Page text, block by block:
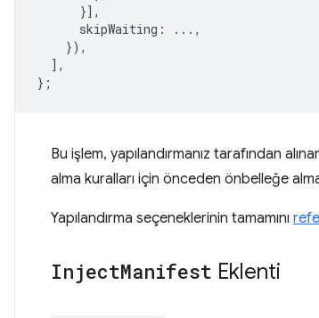
}],
skipWaiting :
...,
}),
],
};
Bu işlem, yapılandırmanız tarafından
alma kuralları için önceden önbelleğe
Yapılandırma seçeneklerinin tamamını
InjectManifest Eklenti